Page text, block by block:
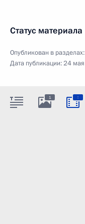
Статус материала
Опубликован в разделах:
Дата публикации:24
1 :